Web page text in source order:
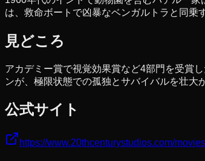
は、救命ボートで凶暴なベンガルトラと同乗
見どころ
アカデミー賞で視覚効果賞など4部門を受賞
ンが、極限状態での孤独とサバイバルを壮大
公式サイト
https://www.20thcenturystudios.com/